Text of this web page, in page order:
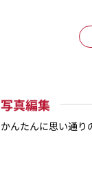
写真編集
かんたんに思い通り